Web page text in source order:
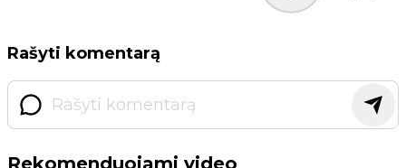
Rašyti komentarą
Rekomenduojami video